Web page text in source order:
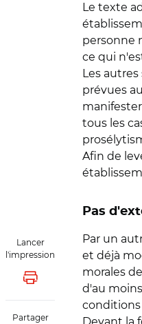
Lancer
l'impression
Lancer l'impression
Partager
Le texte
personne
ce qui
Les
prévues
tous les
Afin de
Pas
Par un
et déjà
morales
d'au
conditions